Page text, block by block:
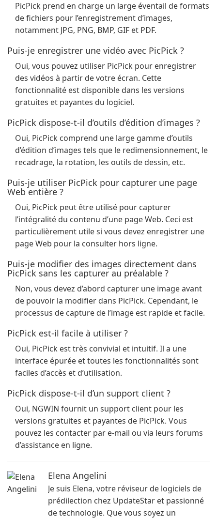
PicPick prend en charge un large éventail de formats
de fichiers pour l’enregistrement d’images,
notamment JPG, PNG, BMP, GIF et PDF.
Puis-je enregistrer une vidéo avec PicPick ?
Oui, vous pouvez utiliser PicPick pour enregistrer
des vidéos à partir de votre écran. Cette
fonctionnalité est disponible dans les versions
gratuites et payantes du logiciel.
PicPick dispose-t-il d’outils d’édition d’images ?
Oui, PicPick comprend une large gamme d’outils
d’édition d’images tels que le redimensionnement, le
recadrage, la rotation, les outils de dessin, etc.
Puis-je utiliser PicPick pour capturer une page
Web entière ?
Oui, PicPick peut être utilisé pour capturer
l’intégralité du contenu d’une page Web. Ceci est
particulièrement utile si vous devez enregistrer une
page Web pour la consulter hors ligne.
Puis-je modifier des images directement dans
PicPick sans les capturer au préalable ?
Non, vous devez d’abord capturer une image avant
de pouvoir la modifier dans PicPick. Cependant, le
processus de capture de l’image est rapide et facile.
PicPick est-il facile à utiliser ?
Oui, PicPick est très convivial et intuitif. Il a une
interface épurée et toutes les fonctionnalités sont
faciles d’accès et d’utilisation.
PicPick dispose-t-il d’un support client ?
Oui, NGWIN fournit un support client pour les
versions gratuites et payantes de PicPick. Vous
pouvez les contacter par e-mail ou via leurs forums
d’assistance en ligne.
Elena Angelini
Je suis Elena, votre réviseur de logiciels de
prédilection chez UpdateStar et passionné
de technologie. Que vous soyez un